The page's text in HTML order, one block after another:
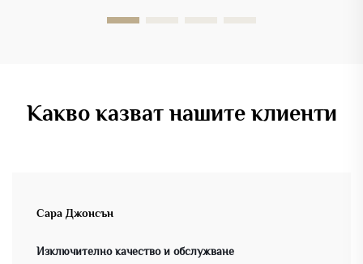
Какво казват нашите клиенти
Сара Джонсън
Изключително качество и обслужване